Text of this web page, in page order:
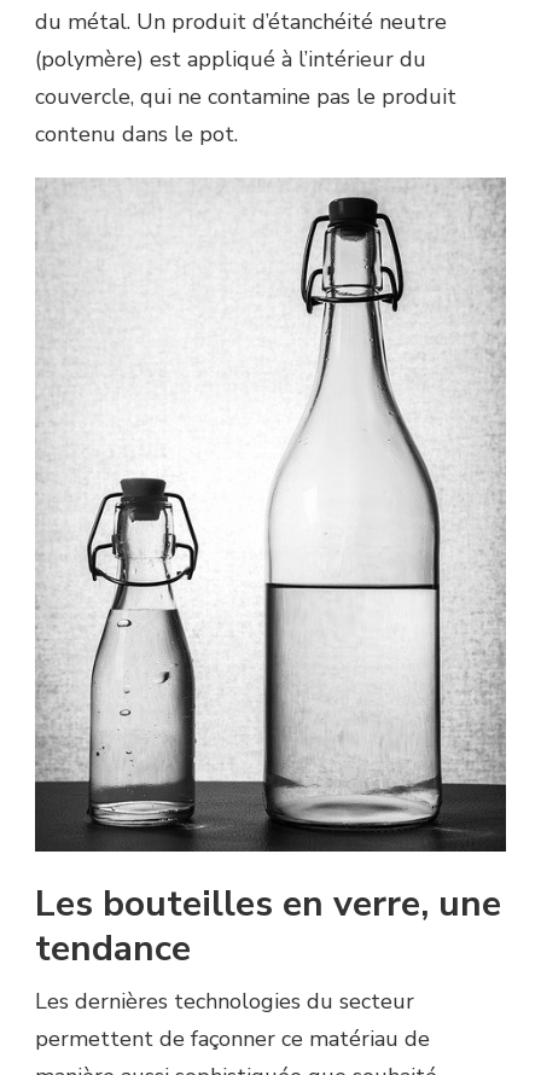
du métal. Un produit d’étanchéité neutre
(polymère) est appliqué à l’intérieur du
couvercle, qui ne contamine pas le produit
contenu dans le pot.
Les bouteilles en verre, une
tendance
Les dernières technologies du secteur
permettent de façonner ce matériau de